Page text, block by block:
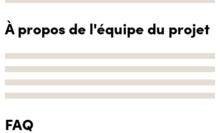
À propos de l'équipe du projet
FAQ